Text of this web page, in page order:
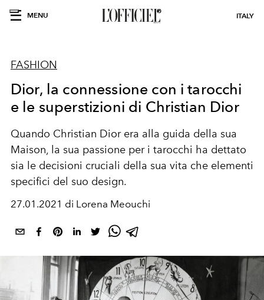
MENU ITALY
FASHION
Dior, la connessione con i tarocchi
e le superstizioni di Christian Dior
Quando Christian Dior era alla guida della sua
Maison, la sua passione per i tarocchi ha dettato
sia le decisioni cruciali della sua vita che elementi
specifici del suo design.
27.01.2021 di Lorena Meouchi